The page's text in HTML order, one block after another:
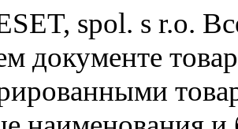
spol. s r.o.
документе